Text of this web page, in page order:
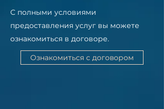
С полными условиями
предоставления услуг вы можете
ознакомиться в договоре.
Ознакомиться с договором